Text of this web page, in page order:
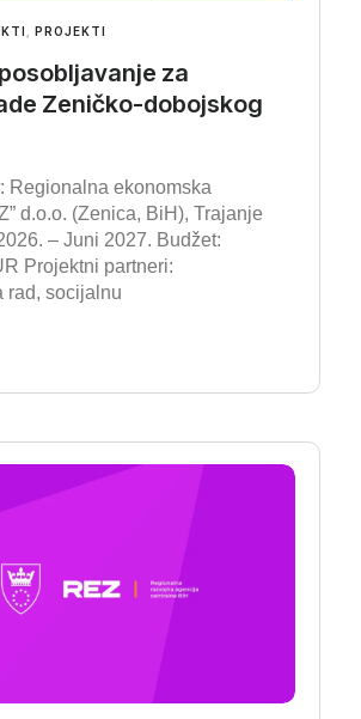
,PROJEKTI
za
Zeničko-dobojskog
Regionalna ekonomska
d.o.o. (Zenica, BiH), Trajanje
– Juni 2027. Budžet:
Projektni partneri:
rad, socijalnu